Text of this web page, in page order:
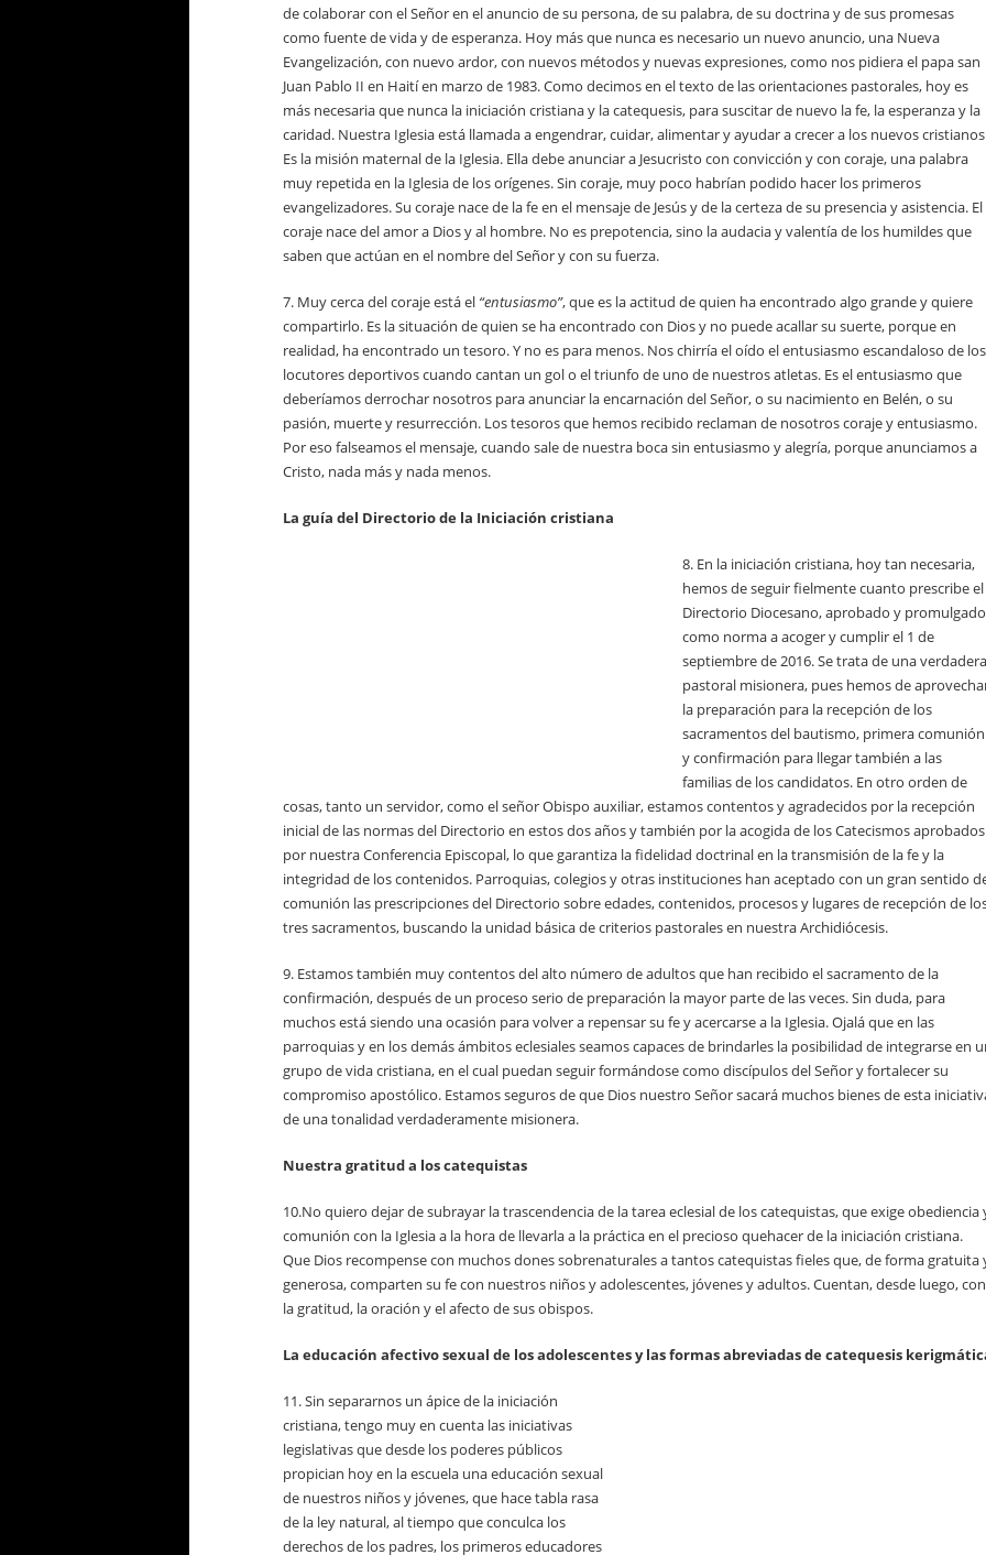
de colaborar con el Señor en el anuncio de su persona, de su palabra, de su doctrina y de sus promesas
como fuente de vida y de esperanza. Hoy más que nunca es necesario un nuevo anuncio, una Nueva
Evangelización, con nuevo ardor, con nuevos métodos y nuevas expresiones, como nos pidiera el papa san
Juan Pablo II en Haití en marzo de 1983. Como decimos en el texto de las orientaciones pastorales, hoy es
más necesaria que nunca la iniciación cristiana y la catequesis, para suscitar de nuevo la fe, la esperanza y la
caridad. Nuestra Iglesia está llamada a engendrar, cuidar, alimentar y ayudar a crecer a los nuevos
Es la misión maternal de la Iglesia. Ella debe anunciar a Jesucristo con convicción y con coraje, una palabra
muy repetida en la Iglesia de los orígenes. Sin coraje, muy poco habrían podido hacer los primeros
evangelizadores. Su coraje nace de la fe en el mensaje de Jesús y de la certeza de su presencia y asistencia. El
coraje nace del amor a Dios y al hombre. No es prepotencia, sino la audacia y valentía de los humildes que
saben que actúan en el nombre del Señor y con su fuerza.
7. Muy cerca del coraje está el “entusiasmo”, que es la actitud de quien ha encontrado algo grande y quiere
compartirlo. Es la situación de quien se ha encontrado con Dios y no puede acallar su suerte, porque en
realidad, ha encontrado un tesoro. Y no es para menos. Nos chirría el oído el entusiasmo escandaloso de los
locutores deportivos cuando cantan un gol o el triunfo de uno de nuestros atletas. Es el entusiasmo que
deberíamos derrochar nosotros para anunciar la encarnación del Señor, o su nacimiento en Belén, o su
pasión, muerte y resurrección. Los tesoros que hemos recibido reclaman de nosotros coraje y entusiasmo.
Por eso falseamos el mensaje, cuando sale de nuestra boca sin entusiasmo y alegría, porque anunciamos a
Cristo, nada más y nada menos.
La guía del Directorio de la Iniciación cristiana
8. En la iniciación cristiana, hoy tan necesaria,
hemos de seguir fielmente cuanto prescribe el
Directorio Diocesano, aprobado y promulgado
como norma a acoger y cumplir el 1 de
septiembre de 2016. Se trata de una verdadera
pastoral misionera, pues hemos de
la preparación para la recepción de los
sacramentos del bautismo, primera comunión
y confirmación para llegar también a las
familias de los candidatos. En otro orden de
cosas, tanto un servidor, como el señor Obispo auxiliar, estamos contentos y agradecidos por la recepción
inicial de las normas del Directorio en estos dos años y también por la acogida de los Catecismos aprobados
por nuestra Conferencia Episcopal, lo que garantiza la fidelidad doctrinal en la transmisión de la fe y la
integridad de los contenidos. Parroquias, colegios y otras instituciones han aceptado con un gran sentido
comunión las prescripciones del Directorio sobre edades, contenidos, procesos y lugares de recepción de
tres sacramentos, buscando la unidad básica de criterios pastorales en nuestra Archidiócesis.
9. Estamos también muy contentos del alto número de adultos que han recibido el sacramento de la
confirmación, después de un proceso serio de preparación la mayor parte de las veces. Sin duda, para
muchos está siendo una ocasión para volver a repensar su fe y acercarse a la Iglesia. Ojalá que en las
parroquias y en los demás ámbitos eclesiales seamos capaces de brindarles la posibilidad de integrarse en
grupo de vida cristiana, en el cual puedan seguir formándose como discípulos del Señor y fortalecer su
compromiso apostólico. Estamos seguros de que Dios nuestro Señor sacará muchos bienes de esta
de una tonalidad verdaderamente misionera.
Nuestra gratitud a los catequistas
10.No quiero dejar de subrayar la trascendencia de la tarea eclesial de los catequistas, que exige obediencia
comunión con la Iglesia a la hora de llevarla a la práctica en el precioso quehacer de la iniciación cristiana.
Que Dios recompense con muchos dones sobrenaturales a tantos catequistas fieles que, de forma gratuita
generosa, comparten su fe con nuestros niños y adolescentes, jóvenes y adultos. Cuentan, desde luego, con
la gratitud, la oración y el afecto de sus obispos.
La educación afectivo sexual de los adolescentes y lasformas abreviadas de catequesis
11. Sin separarnos un ápice de la iniciación
cristiana, tengo muy en cuenta las iniciativas
legislativas que desde los poderes públicos
propician hoy en la escuela una educación sexual
de nuestros niños y jóvenes, que hace tabla rasa
de la ley natural, al tiempo que conculca los
derechos de los padres, los primeros educadores